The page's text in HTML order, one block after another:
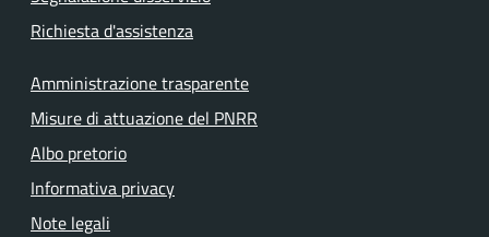
Richiesta d'assistenza
Amministrazione trasparente
Misure di attuazione del PNRR
Albo pretorio
Informativa privacy
Note legali